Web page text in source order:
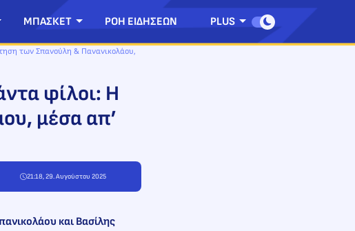
ΜΠΑΣΚΕΤ ΡΟΗ ΕΙΔΗΣΕΩΝ PLUS
των Σπανούλη & Πανανικολάου,
φίλοι: Η
μέσα απ’
21:18, 29. Αυγούστου 2025
και Βασίλης